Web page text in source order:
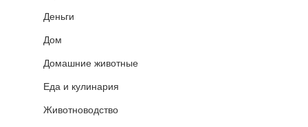
Деньги
Дом
Домашние животные
Еда и кулинария
Животноводство